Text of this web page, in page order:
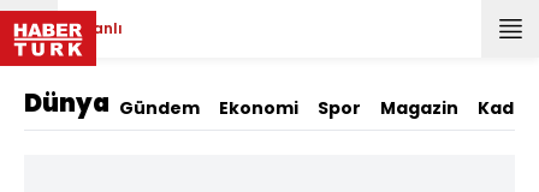
Canlı
Dünya Gündem Ekonomi Spor Magazin Kadın